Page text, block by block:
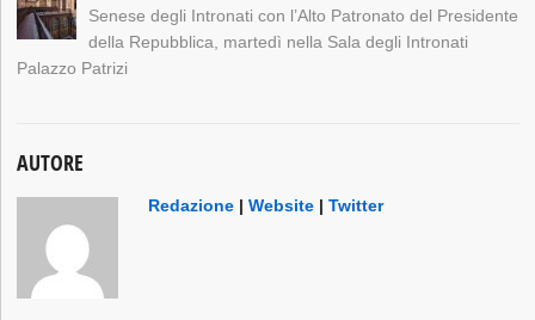
Senese degli Intronati con l’Alto Patronato del Presidente
della Repubblica, martedì nella Sala degli Intronati
Palazzo Patrizi
AUTORE
Redazione |Website |Twitter